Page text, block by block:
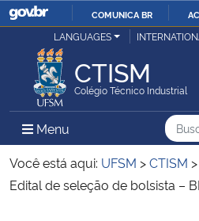
IR
COMUNICA BR
Ministério da Justiça e Segurança Pública
Ministério da Defesa
Ministério das Relações Exteriores
LANGUAGES
CTISM
Colégio Técnico Industrial
Menu Menu Principal do
Você está aqui: UFSM >CTISM >
Edital de seleção de bolsista –